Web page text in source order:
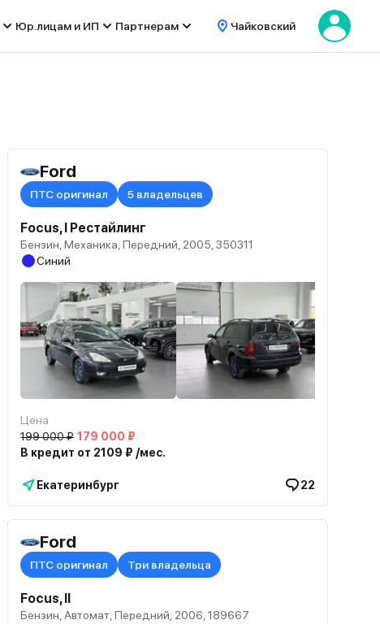
Юр.лицам и ИП Партнерам Чайковский
Ford
ПТС оригинал 5 владельцев
Focus, I Рестайлинг
Бензин, Механика, Передний, 2005, 350311
Синий
Цена
199 000 ₽ 179 000 ₽
В кредит от 2109 ₽ /мес.
Екатеринбург 22
Ford
ПТС оригинал Три владельца
Focus, II
Бензин, Автомат, Передний, 2006, 189667